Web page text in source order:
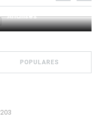
Análises
POPULARES
203